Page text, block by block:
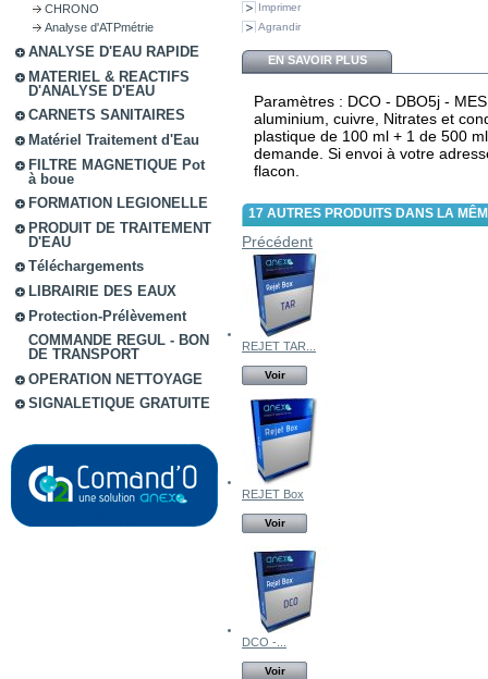
CHRONO
Analyse d'ATPmétrie
ANALYSE D'EAU RAPIDE
MATERIEL & REACTIFS
D'ANALYSE D'EAU
CARNETS SANITAIRES
Matériel Traitement d'Eau
FILTRE MAGNETIQUE Pot
à boue
FORMATION LEGIONELLE
PRODUIT DE TRAITEMENT
D'EAU
Téléchargements
LIBRAIRIE DES EAUX
Protection-Prélèvement
COMMANDE REGUL - BON
DE TRANSPORT
OPERATION NETTOYAGE
SIGNALETIQUE GRATUITE
Imprimer
Agrandir
EN SAVOIR PLUS
Paramètres : DCO - DBO5j -
aluminium, cuivre, Nitrates et
plastique de 100 ml + 1 de 500
demande. Si envoi à votre
flacon.
17 AUTRES PRODUITS DANS LA
Précédent
REJET TAR...
Voir
REJET Box
Voir
DCO -...
Voir